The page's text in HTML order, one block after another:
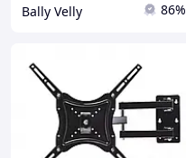
Bally Velly 86%